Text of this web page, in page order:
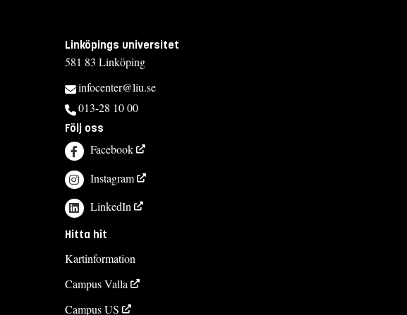
Linköpings universitet
581 83 Linköping
infocenter@liu.se
013-28 10 00
Följ oss
Facebook
Instagram
LinkedIn
Hitta hit
Kartinformation
Campus Valla
Campus US